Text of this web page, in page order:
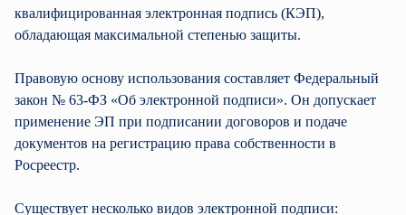
квалифицированная электронная подпись (КЭП),
обладающая максимальной степенью защиты.
Правовую основу использования составляет Федеральный
закон № 63-ФЗ «Об электронной подписи». Он допускает
применение ЭП при подписании договоров и подаче
документов на регистрацию права собственности в
Росреестр.
Существует несколько видов электронной подписи: